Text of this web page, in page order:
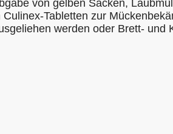
von gelben Säcken,
Tabletten zur
werden oder Brett- und